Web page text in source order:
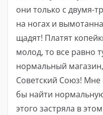
они только с двумя-
на ногах и
щадят! Платят
молод, то все равно
нормальный
Советский Союз! Мне
бы найти
этого застряла в